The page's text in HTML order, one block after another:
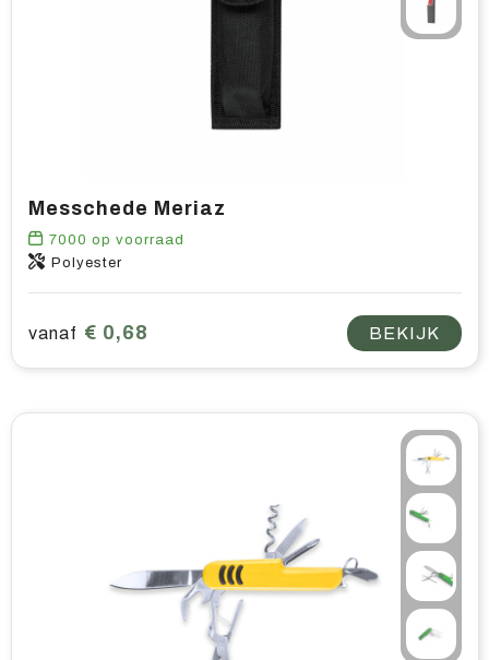
Messchede Meriaz
7000 op voorraad
Polyester
vanaf € 0,68 BEKIJK